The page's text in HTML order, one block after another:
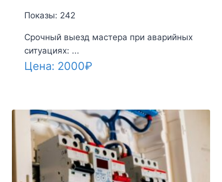
Показы: 242
Срочный выезд мастера при аварийных
ситуациях: ...
Цена: 2000₽